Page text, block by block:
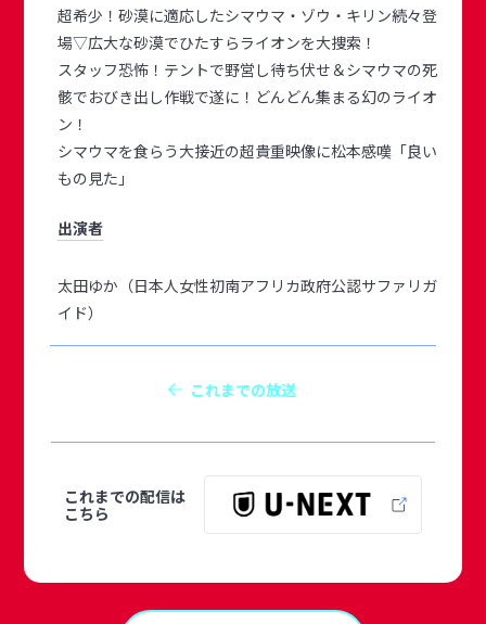
超希少！砂漠に適応したシマウマ・ゾウ・キリン続々登
場▽広大な砂漠でひたすらライオンを大捜索！
スタッフ恐怖！テントで野営し待ち伏せ＆シマウマの死
骸でおびき出し作戦で遂に！どんどん集まる幻のライオ
ン！
シマウマを食らう大接近の超貴重映像に松本感嘆「良い
もの見た」
出演者
太田ゆか（日本人女性初南アフリカ政府公認サファリガ
イド）
これまでの放送
これまでの配信は
こちら